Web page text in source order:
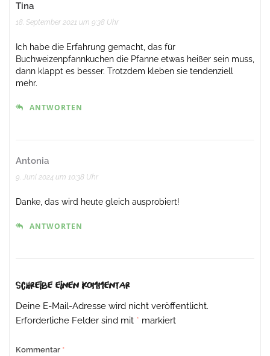
Tina
18. September 2021 um 9:38 Uhr
Ich habe die Erfahrung gemacht, das für
Buchweizenpfannkuchen die Pfanne etwas heißer sein muss,
dann klappt es besser. Trotzdem kleben sie tendenziell
mehr.
ANTWORTEN
Antonia
9. Juni 2024 um 10:38 Uhr
Danke, das wird heute gleich ausprobiert!
ANTWORTEN
Schreibe einen Kommentar
Deine E-Mail-Adresse wird nicht veröffentlicht.
Erforderliche Felder sind mit * markiert
Kommentar *